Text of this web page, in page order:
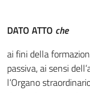
DATO ATTO che
ai fini della
passiva, ai sensi
l’Organo